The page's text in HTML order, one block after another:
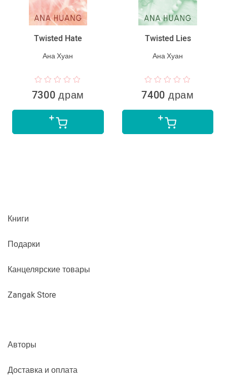
Twisted Hate
Ана Хуан
7300 драм
Twisted Lies
Ана Хуан
7400 драм
Книги
Подарки
Канцелярские товары
Zangak Store
Авторы
Доставка и оплата